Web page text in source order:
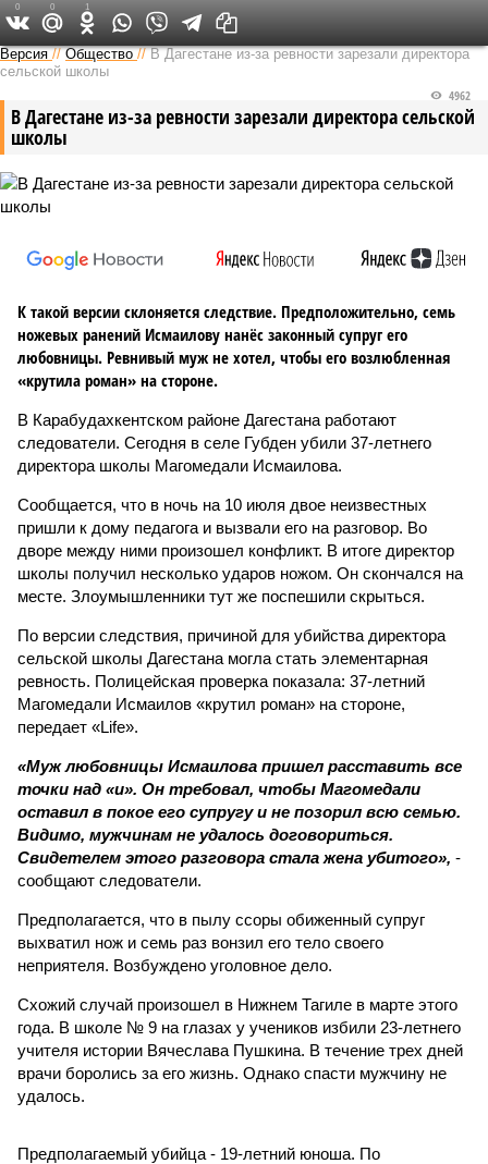
Версия на Кавказе
Версия //Общество //В Дагестане из-за ревности зарезали директора
сельской школы
В Дагестане из-за ревности зарезали директора сельской
школы
4962
К такой версии склоняется следствие. Предположительно, семь
ножевых ранений Исмаилову нанёс законный супруг его
любовницы. Ревнивый муж не хотел, чтобы его возлюбленная
«крутила роман» на стороне.
В Карабудахкентском районе Дагестана работают
следователи. Сегодня в селе Губден убили 37-летнего
директора школы Магомедали Исмаилова.
Сообщается, что в ночь на 10 июля двое неизвестных
пришли к дому педагога и вызвали его на разговор. Во
дворе между ними произошел конфликт. В итоге директор
школы получил несколько ударов ножом. Он скончался на
месте. Злоумышленники тут же поспешили скрыться.
По версии следствия, причиной для убийства директора
сельской школы Дагестана могла стать элементарная
ревность. Полицейская проверка показала: 37-летний
Магомедали Исмаилов «крутил роман» на стороне,
передает «Life».
«Муж любовницы Исмаилова пришел расставить все
точки над «и». Он требовал, чтобы Магомедали
оставил в покое его супругу и не позорил всю семью.
Видимо, мужчинам не удалось договориться.
Свидетелем этого разговора стала жена убитого», -
сообщают следователи.
Предполагается, что в пылу ссоры обиженный супруг
выхватил нож и семь раз вонзил его тело своего
неприятеля. Возбуждено уголовное дело.
Схожий случай произошел в Нижнем Тагиле в марте этого
года. В школе № 9 на глазах у учеников избили 23-летнего
учителя истории Вячеслава Пушкина. В течение трех дней
врачи боролись за его жизнь. Однако спасти мужчину не
удалось.
Предполагаемый убийца - 19-летний юноша. По
0 0 1